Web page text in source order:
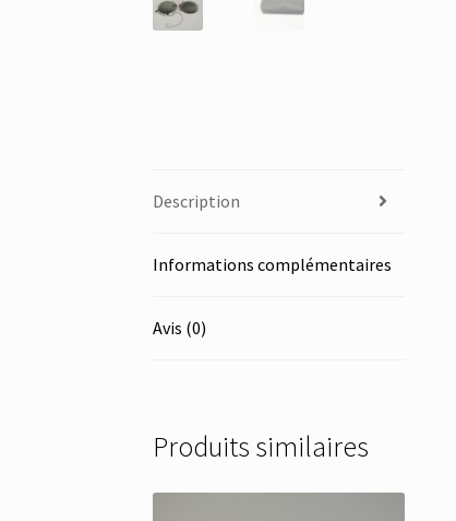
Description
Informations complémentaires
Avis (0)
Produits similaires